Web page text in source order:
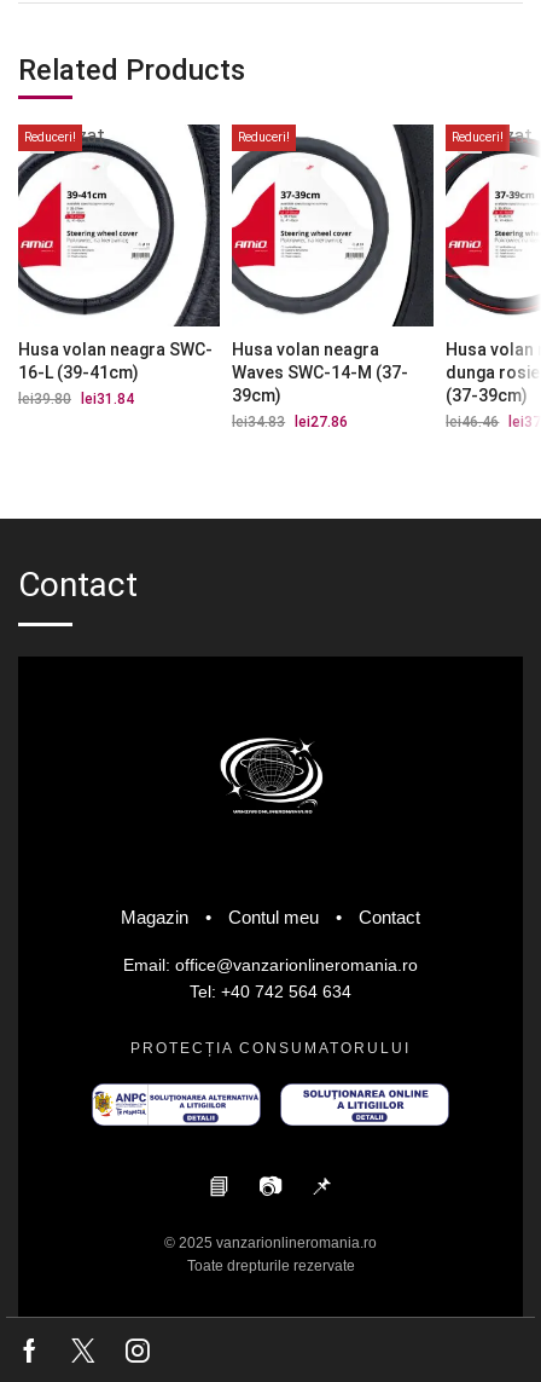
Related Products
Reduceri!
epuizat
Husa volan neagra SWC-
16-L (39-41cm)
lei39.80
Prețul
lei31.84
Reduceri!
Husa volan neagra
Waves SWC-14-M (37-
39cm)
lei34.83
Prețul
lei27.86
Reduceri!
epuizat
Husa volan
dunga
(37-39cm)
lei46.46 lei
Contact
Magazin • Contul meu • Contact
Email: office@vanzarionlineromania.ro
Tel: +40 742 564 634
PROTECȚIA CONSUMATORULUI
📘 📷 📌
© 2025 vanzarionlineromania.ro
Toate drepturile rezervate
Facebook
Twitter